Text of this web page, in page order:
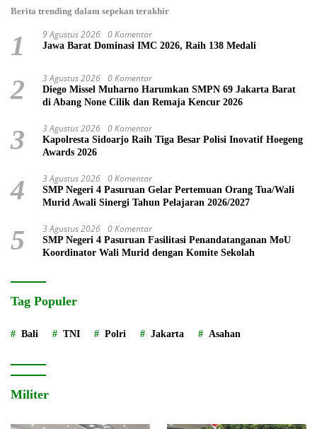
Berita trending dalam sepekan terakhir
1 9 Agustus 2026 0 Komentar
Jawa Barat Dominasi IMC 2026, Raih 138 Medali
2 3 Agustus 2026 0 Komentar
Diego Missel Muharno Harumkan SMPN 69 Jakarta Barat
di Abang None Cilik dan Remaja Kencur 2026
3 3 Agustus 2026 0 Komentar
Kapolresta Sidoarjo Raih Tiga Besar Polisi Inovatif Hoegeng
Awards 2026
4 3 Agustus 2026 0 Komentar
SMP Negeri 4 Pasuruan Gelar Pertemuan Orang Tua/Wali
Murid Awali Sinergi Tahun Pelajaran 2026/2027
5 3 Agustus 2026 0 Komentar
SMP Negeri 4 Pasuruan Fasilitasi Penandatanganan MoU
Koordinator Wali Murid dengan Komite Sekolah
Tag Populer
Bali TNI Polri Jakarta Asahan
Militer